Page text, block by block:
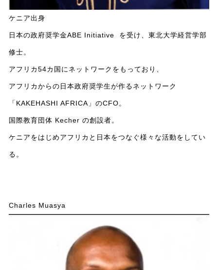
ケニア出身
日本の政府奨学金ABE Initiative を受け、東北大学経営学部
修士。
アフリカ54カ国にネットワークをもっており、
アフリカからの日本政府奨学生が作るネットワーク
「KAKEHASHI AFRICA」のCFO。
国際教育団体 Kecher の創設者。
ケニアをはじめアフリカと日本をつなぐ様々な活動をしてい
る。
Charles Muasya